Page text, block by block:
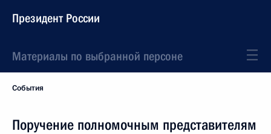
Президент России
Материалы по выбранной персоне
События
Поручение полномочным представителям